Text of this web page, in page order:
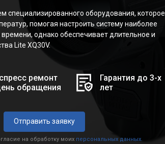
специализированного оборудования, которое
помогая настроить систему наиболее
однако обеспечивает длительное и
Lite XQ30V.
ремонт
обращения
Гарантия до 3-х
лет
Отправить заявку
на обработку моих персональных данных.